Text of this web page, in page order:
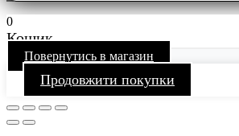
0
Кошик
Повернутись в магазин
Продовжити покупки